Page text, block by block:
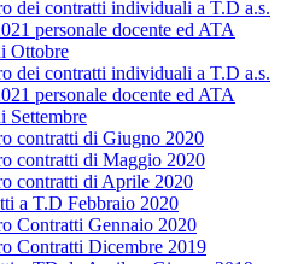
dei contratti individuali a T.D a.s.
personale docente ed ATA
Ottobre
dei contratti individuali a T.D a.s.
personale docente ed ATA
Settembre
contratti di Giugno 2020
contratti di Maggio 2020
contratti di Aprile 2020
a T.D Febbraio 2020
Contratti Gennaio 2020
Contratti Dicembre 2019